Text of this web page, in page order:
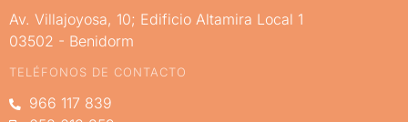
Av. Villajoyosa, 10; Edificio Altamira Local 1
03502 - Benidorm
TELÉFONOS DE CONTACTO
966 117 839